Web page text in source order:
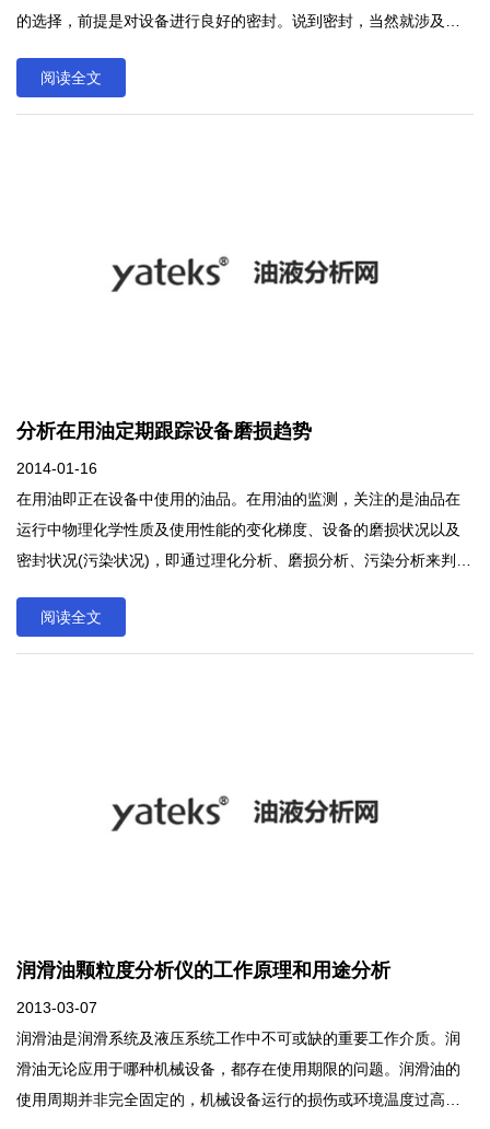
的选择，前提是对设备进行良好的密封。说到密封，当然就涉及选
备有开口的地方，也可以用来替代设备自带的呼吸阀。带干燥剂的
呼吸阀过滤作用显著：连小到3微米的的尘粒都能过滤掉。油品过滤
的地方，也可以用来替代设备自带的呼吸阀。带干燥剂的呼吸阀过
滤作用显著：连小到3微米的的尘粒都能过滤掉。
阅读全文
分析在用油定期跟踪设备磨损趋势
2014-01-16
在用油即正在设备中使用的油品。在用油的监测，关注的是油品在
运行中物理化学性质及使用性能的变化梯度、设备的磨损状况以及
密封状况(污染状况)，即通过理化分析、磨损分析、污染分析来判断
用油即正在设备中使用的油品。在用油的监测，关注的是油品在运
行中物理化学性质及使用性能的变化梯度、设备的磨损状况以及密
阅读全文
润滑油颗粒度分析仪的工作原理和用途分析
2013-03-07
润滑油是润滑系统及液压系统工作中不可或缺的重要工作介质。润
滑油无论应用于哪种机械设备，都存在使用期限的问题。润滑油的
使用周期并非完全固定的，机械设备运行的损伤或环境温度过高，